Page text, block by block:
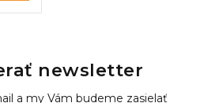
newsletter
a my Vám budeme zasielať